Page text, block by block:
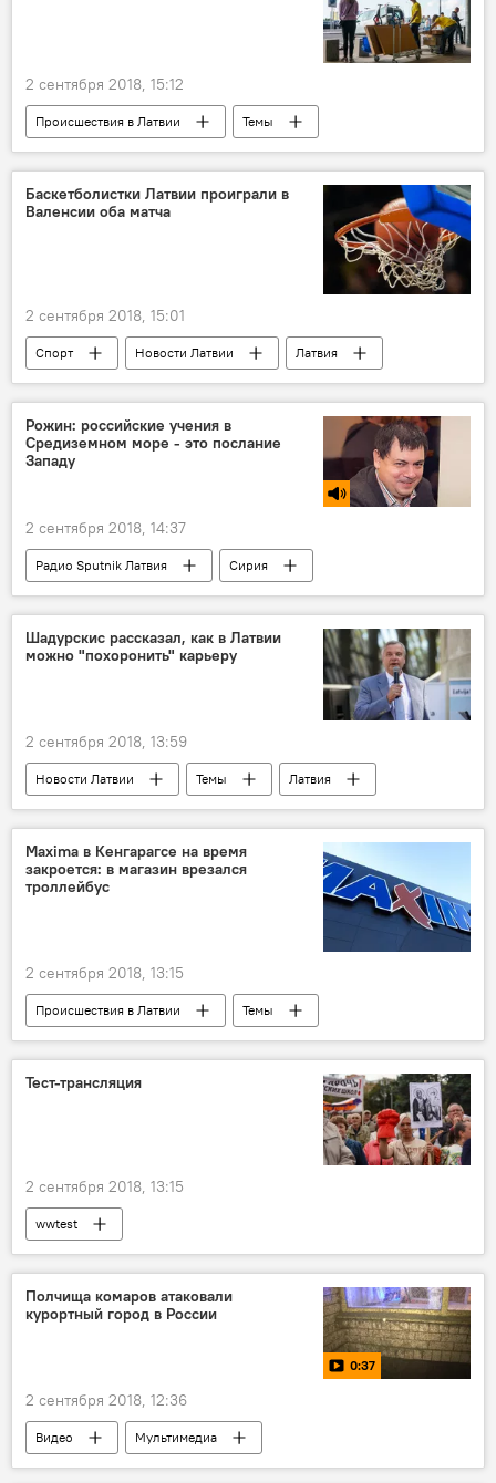
2 сентября 2018, 15:12
Происшествия в Латвии
Темы
Латвия
Рига IKEA
Баскетболистки Латвии проиграли в
Валенсии оба матча
2 сентября 2018, 15:01
Спорт Новости Латвии
Латвия
Франция
Бельгия
Рожин: российские учения в
Средиземном море - это послание
Западу
2 сентября 2018, 14:37
Радио Sputnik Латвия
Сирия
Россия
Борис Рожин учения
Шадурскис рассказал, как в Латвии
можно "похоронить" карьеру
2 сентября 2018, 13:59
Новости Латвии Темы
Латвия
Карлис Шадурскис
Министерство образования и науки Латвии
карьера
Maxima в Кенгарагсе на время
закроется: в магазин врезался
троллейбус
2 сентября 2018, 13:15
Происшествия в Латвии
Темы
Латвия
Рига
Кенгарагс
Maxima
Тест-трансляция
2 сентября 2018, 13:15
wwtest
Полчища комаров атаковали
курортный город в России
0:37
2 сентября 2018, 12:36
Видео
Мультимедиа
В мире животных
Таганрог